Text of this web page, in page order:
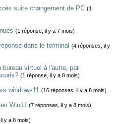
suite changement de PC (1
(1 réponse, il y a 7 mois)
dans le terminal (4 réponses, il y
bureau virtuel à l'autre, par
(1 réponse, il y a 8 mois)
windows11 (16 réponses, il y a 8 mois)
Win11 (7 réponses, il y a 8 mois)
y a 8 mois)